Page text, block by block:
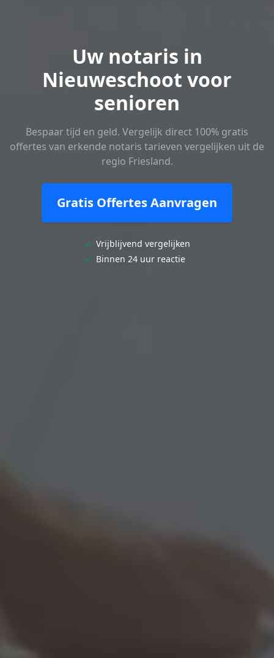
Uw notaris in
Nieuweschoot voor
senioren
Bespaar tijd en geld. Vergelijk direct 100% gratis
offertes van erkende notaris tarieven vergelijken uit de
regio Friesland.
Gratis Offertes Aanvragen
✓ Vrijblijvend vergelijken
✓ Binnen 24 uur reactie